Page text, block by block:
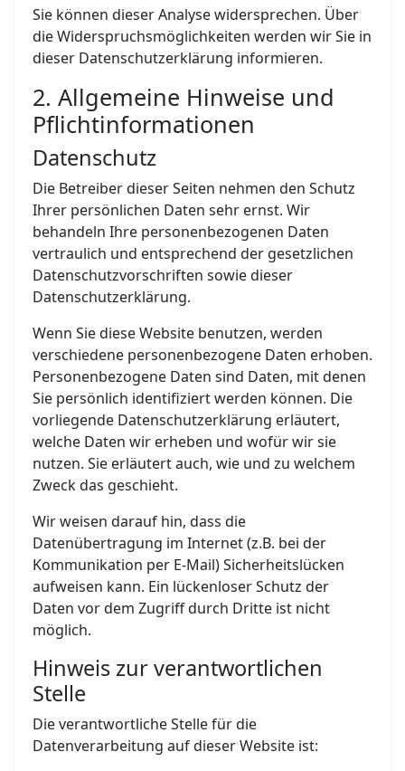
Sie können dieser Analyse widersprechen. Über
die Widerspruchsmöglichkeiten werden wir Sie in
dieser Datenschutzerklärung informieren.
2. Allgemeine Hinweise und
Pflichtinformationen
Datenschutz
Die Betreiber dieser Seiten nehmen den Schutz
Ihrer persönlichen Daten sehr ernst. Wir
behandeln Ihre personenbezogenen Daten
vertraulich und entsprechend der gesetzlichen
Datenschutzvorschriften sowie dieser
Datenschutzerklärung.
Wenn Sie diese Website benutzen, werden
verschiedene personenbezogene Daten erhoben.
Personenbezogene Daten sind Daten, mit denen
Sie persönlich identifiziert werden können. Die
vorliegende Datenschutzerklärung erläutert,
welche Daten wir erheben und wofür wir sie
nutzen. Sie erläutert auch, wie und zu welchem
Zweck das geschieht.
Wir weisen darauf hin, dass die
Datenübertragung im Internet (z.B. bei der
Kommunikation per E-Mail) Sicherheitslücken
aufweisen kann. Ein lückenloser Schutz der
Daten vor dem Zugriff durch Dritte ist nicht
möglich.
Hinweis zur verantwortlichen
Stelle
Die verantwortliche Stelle für die
Datenverarbeitung auf dieser Website ist: